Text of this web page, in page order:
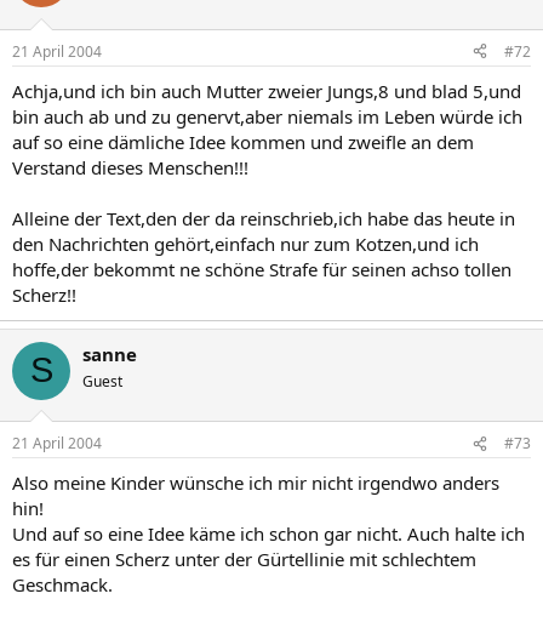
21 April 2004 #72
Achja,und ich bin auch Mutter zweier Jungs,8 und blad 5,und
bin auch ab und zu genervt,aber niemals im Leben würde ich
auf so eine dämliche Idee kommen und zweifle an dem
Verstand dieses Menschen!!!
Alleine der Text,den der da reinschrieb,ich habe das heute in
den Nachrichten gehört,einfach nur zum Kotzen,und ich
hoffe,der bekommt ne schöne Strafe für seinen achso tollen
Scherz!!
S sanne
Guest
21 April 2004 #73
Also meine Kinder wünsche ich mir nicht irgendwo anders
hin!
Und auf so eine Idee käme ich schon gar nicht. Auch halte ich
es für einen Scherz unter der Gürtellinie mit schlechtem
Geschmack.